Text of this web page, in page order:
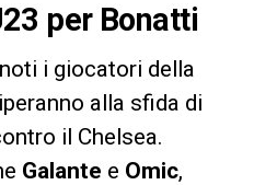
per Bonatti
i giocatori della
alla sfida di
il Chelsea.
Galante e Omic,